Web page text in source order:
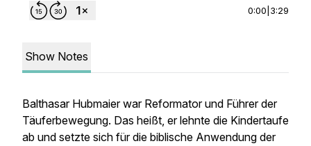
0:00 3:29
Show Notes
Balthasar Hubmaier war Reformator und Führer der
Täuferbewegung. Das heißt, er lehnte die Kindertaufe
ab und setzte sich für die biblische Anwendung der